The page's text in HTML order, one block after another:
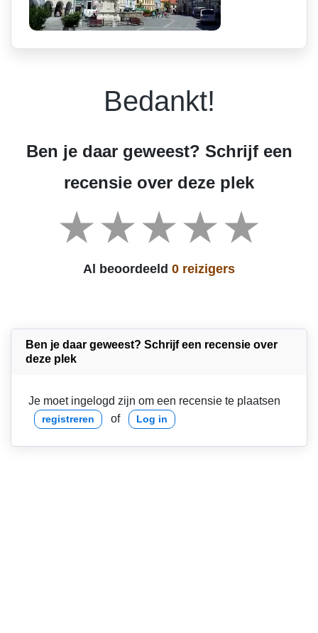
Bedankt!
Ben je daar geweest? Schrijf een
recensie over deze plek
Al beoordeeld 0 reizigers
Ben je daar geweest? Schrijf een recensie over
deze plek
Je moet ingelogd zijn om een recensie te plaatsen
registreren of Log in